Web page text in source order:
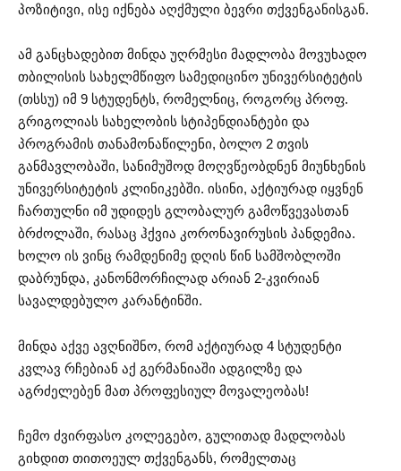
პოზიტივი, ისე იქნება აღქმული ბევრი თქვენგანისგან.
ამ განცხადებით მინდა უღრმესი მადლობა მოვუხადო
თბილისის სახელმწიფო სამედიცინო უნივერსიტეტის
(თსსუ) იმ 9 სტუდენტს, რომელნიც, როგორც პროფ.
გრიგოლიას სახელობის სტიპენდიანტები და
პროგრამის თანამონაწილენი, ბოლო 2 თვის
განმავლობაში, სანიმუშოდ მოღვწეობდნენ მიუნხენის
უნივერსიტეტის კლინიკებში. ისინი, აქტიურად იყვნენ
ჩართულნი იმ უდიდეს გლობალურ გამოწვევასთან
ბრძოლაში, რასაც ჰქვია კორონავირუსის პანდემია.
ხოლო ის ვინც რამდენიმე დღის წინ სამშობლოში
დაბრუნდა, კანონმორჩილად არიან 2-კვირიან
სავალდებულო კარანტინში.
მინდა აქვე ავღნიშნო, რომ აქტიურად 4 სტუდენტი
კვლავ რჩებიან აქ გერმანიაში ადგილზე და
აგრძელებენ მათ პროფესიულ მოვალეობას!
ჩემო ძვირფასო კოლეგებო, გულითად მადლობას
გიხდით თითოეულ თქვენგანს, რომელთაც